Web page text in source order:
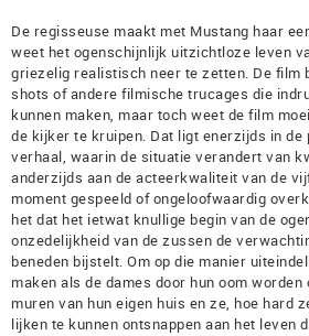
De regisseuse maakt met Mustang haar
weet het ogenschijnlijk uitzichtloze leven
griezelig realistisch neer te zetten. De film
shots of andere filmische trucages die
kunnen maken, maar toch weet de film
de kijker te kruipen. Dat ligt enerzijds in de
verhaal, waarin de situatie verandert van
anderzijds aan de acteerkwaliteit van de
moment gespeeld of ongeloofwaardig
het dat het ietwat knullige begin van de
onzedelijkheid van de zussen de
beneden bijstelt. Om op die manier
maken als de dames door hun oom worden
muren van hun eigen huis en ze, hoe hard
lijken te kunnen ontsnappen aan het leven